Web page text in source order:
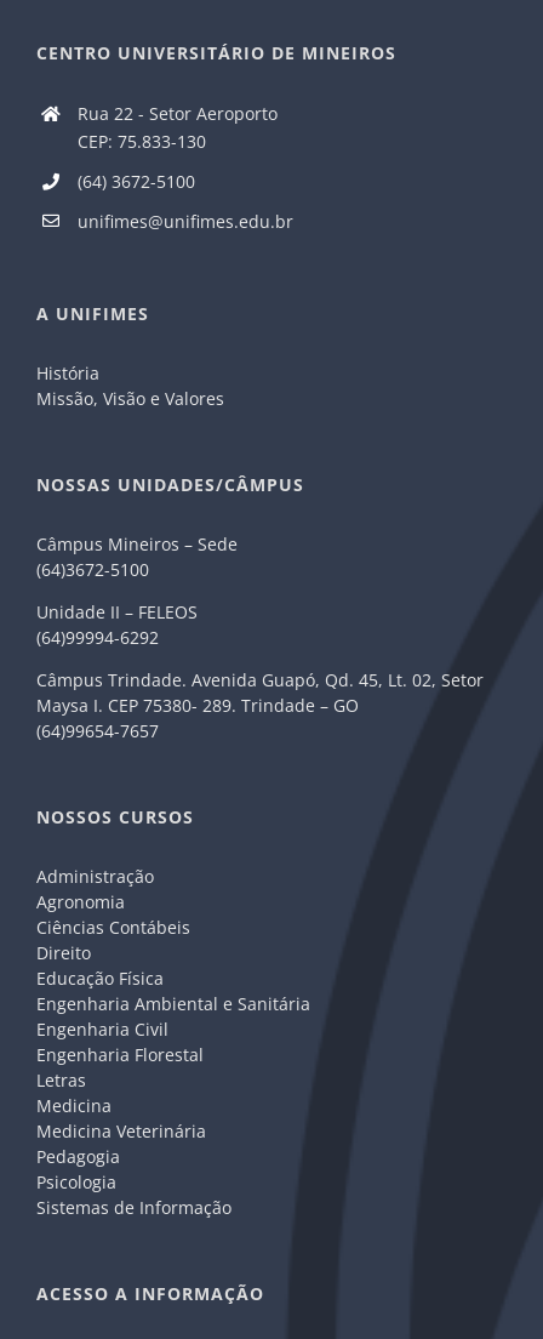
CENTRO UNIVERSITÁRIO DE MINEIROS
Rua 22 - Setor Aeroporto
CEP: 75.833-130
(64) 3672-5100
unifimes@unifimes.edu.br
A UNIFIMES
História
Missão, Visão e Valores
NOSSAS UNIDADES/CÂMPUS
Câmpus Mineiros – Sede
(64)3672-5100
Unidade II – FELEOS
(64)99994-6292
Câmpus Trindade. Avenida Guapó, Qd. 45, Lt. 02, Setor
Maysa I. CEP 75380- 289. Trindade – GO
(64)99654-7657
NOSSOS CURSOS
Administração
Agronomia
Ciências Contábeis
Direito
Educação Física
Engenharia Ambiental e Sanitária
Engenharia Civil
Engenharia Florestal
Letras
Medicina
Medicina Veterinária
Pedagogia
Psicologia
Sistemas de Informação
ACESSO A INFORMAÇÃO